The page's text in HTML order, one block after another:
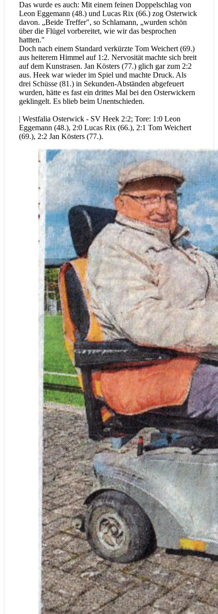
Das wurde es auch: Mit einem feinen Doppelschlag von
Leon Eggemann (48.) und Lucas Rix (66.) zog Osterwick
davon. „Beide Treffer", so Schlamann, „wurden schön
über die Flügel vorbereitet, wie wir das besprochen
hattten."
Doch nach einem Standard verkürzte Tom Weichert (69.)
aus heiterem Himmel auf 1:2. Nervosität machte sich breit
auf dem Kunstrasen. Jan Kösters (77.) glich gar zum 2:2
aus. Heek war wieder im Spiel und machte Druck. Als
drei Schüsse (81.) in Sekunden-Abständen abgefeuert
wurden, hätte es fast ein drittes Mal bei den Osterwickern
geklingelt. Es blieb beim Unentschieden.
| Westfalia Osterwick - SV Heek 2:2; Tore: 1:0 Leon
Eggemann (48.), 2:0 Lucas Rix (66.), 2:1 Tom Weichert
(69.), 2:2 Jan Kösters (77.).